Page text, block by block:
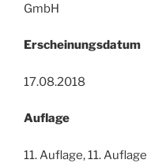
GmbH
Erscheinungsdatum
17.08.2018
Auflage
11. Auflage, 11. Auflage